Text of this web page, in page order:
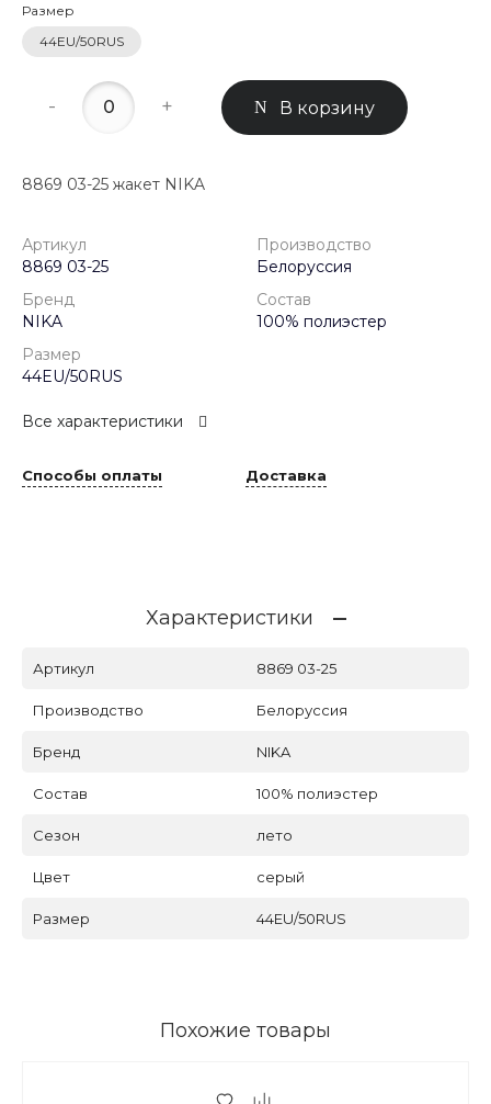
Размер
44EU/50RUS
- + В корзину
8869 03-25 жакет NIKA
Артикул
8869 03-25
Производство
Белоруссия
Бренд
NIKA
Состав
100% полиэстер
Размер
44EU/50RUS
Все характеристики
Способы оплаты Доставка
Характеристики
Артикул 8869 03-25
Производство Белоруссия
Бренд NIKA
Состав 100% полиэстер
Сезон лето
Цвет серый
Размер 44EU/50RUS
Похожие товары